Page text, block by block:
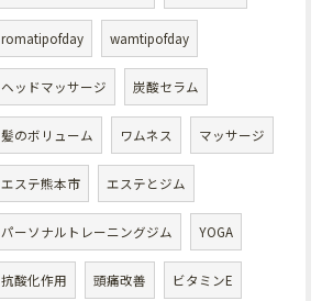
romatipofday wamtipofday
ヘッドマッサージ 炭酸セラム
髪のボリューム ワムネス マッサージ
エステ熊本市 エステとジム
パーソナルトレーニングジム YOGA
抗酸化作用 頭痛改善 ビタミンE